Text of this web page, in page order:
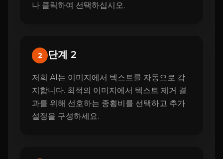
나 클릭하여 선택하십시오.
2 단계 2
저희 AI는 이미지에서 텍스트를 자동으로 감
지합니다. 최적의 이미지에서 텍스트 제거 결
과를 위해 선호하는 종횡비를 선택하고 추가
설정을 구성하세요.